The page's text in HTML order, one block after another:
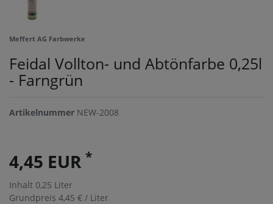
Meffert AG Farbwerke
Feidal Vollton- und Abtönfarbe 0,25l
- Farngrün
Artikelnummer NEW-2008
4,45 EUR *
Inhalt 0,25 Liter
Grundpreis 4,45 € / Liter